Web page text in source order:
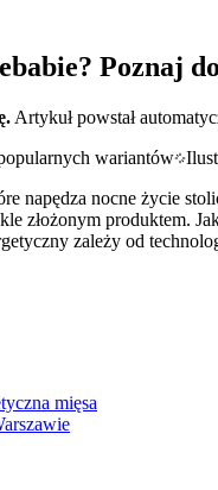
Poznaj
Artykuł powstał
napędza nocne życie
złożonym produktem.
zależy od
mięsa